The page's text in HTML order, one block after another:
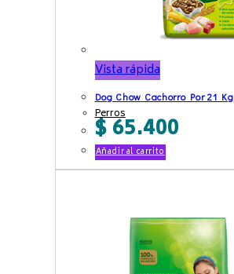
Vista rápida
Dog Chow Cachorro Por 21 Kg
Perros
$65.400
Añadir al carrito